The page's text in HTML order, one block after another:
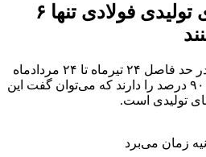
در تابستان واحدهای تولیدی فولادی تنها ۶
دولت از شرکت‌های فولادی در حد فاصل ۲۴ تیرماه تا ۲۴ مردادماه
انتظار صرفه جویی به میزان ۹۰ درصد را دارند که می‌توان گفت این
تولیدی است.